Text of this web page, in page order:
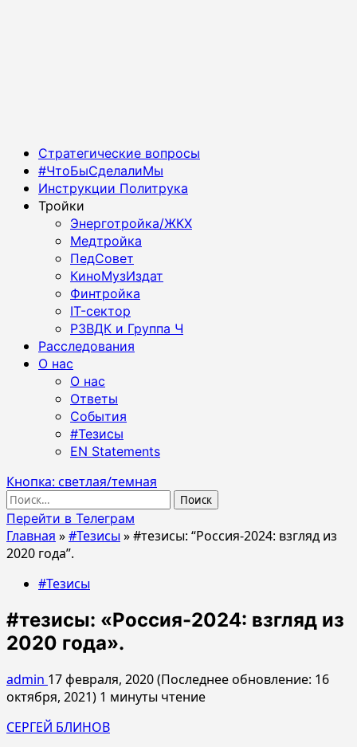
Основное
меню
Стратегические вопросы
#ЧтоБыСделалиМы
Инструкции Политрука
Тройки
Энерготройка/ЖКХ
Медтройка
ПедСовет
КиноМузИздат
Финтройка
IT-сектор
РЗВДК и Группа Ч
Расследования
О нас
О нас
Ответы
События
#Тезисы
EN Statements
Кнопка: светлая/темная
Найти:
Перейти в Телеграм
Главная »#Тезисы »#тезисы: “Россия-2024: взгляд из
2020 года”.
#Тезисы
#тезисы: «Россия-2024: взгляд из
2020 года».
admin 17 февраля, 2020 (Последнее обновление: 16
октября, 2021) 1 минуты чтение
СЕРГЕЙ БЛИНОВ